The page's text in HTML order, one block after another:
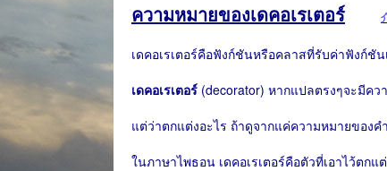
ความหมายของเดคอเรเตอร์
เดคอเรเตอร์คือฟังก์ชันหรือคลาสที่รับค่าฟังก์ชั
เดคอเรเตอร์ (decorator) หากแปลตรงๆจะมีค
แต่ว่าตกแต่งอะไร ถ้าดูจากแค่ความหมายของ
ในภาษาไพธอน เดคอเรเตอร์คือตัวที่เอาไว้ตก